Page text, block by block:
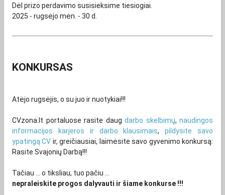
Dėl prizo perdavimo susisieksime tiesiogiai.
2025 - rugsėjo mėn. - 30 d.
KONKURSAS
Atėjo rugsėjis, o su juo ir nuotykiai!!!
CVzona.lt portaluose rasite daug darbo skelbimų, naudingos
informacijos karjeros ir darbo klausimais,pildysite savo
ypatingą CV ir, greičiausiai, laimėsite savo gyvenimo konkursą:
Rasite Svajonių Darbą!!!
Tačiau ... o tiksliau, tuo pačiu ...
nepraleiskite progos dalyvauti ir šiame konkurse !!!